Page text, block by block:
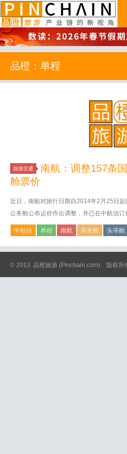
品橙旅游
品橙：单程
旅游交通
南航：调整157条
舱票价
近日，南航对旅行日期自2014年2月25日起
公务舱公布运价作出调整，并已在中航信订
中航信 单程 南航 商务舱 头等舱
© 2013 品橙旅游 (Pinchain.com) 版权